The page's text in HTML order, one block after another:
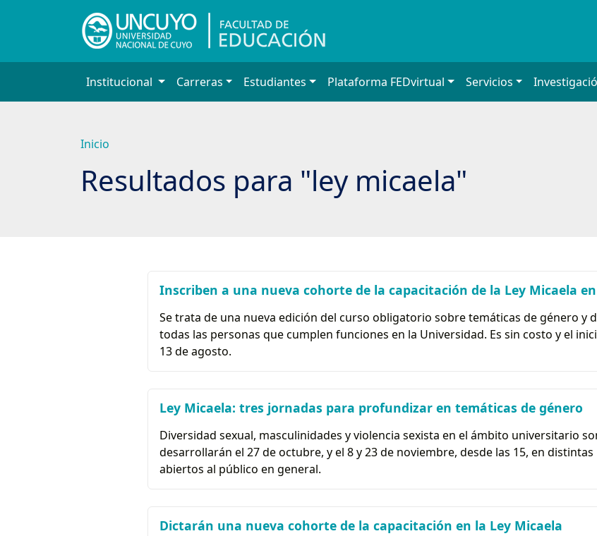
principal
Institucional Carreras Estudiantes Plataforma FEDvirtual Servicios
Inicio
Resultados para "ley micaela"
Inscriben a una nueva cohorte de la capacitación de la Ley Micaela
Se trata de una nueva edición del curso obligatorio sobre temáticas de género y
todas las personas que cumplen funciones en la Universidad. Es sin costo y el
13 de agosto.
Ley Micaela: tres jornadas para profundizar en temáticas de género
Diversidad sexual, masculinidades y violencia sexista en el ámbito universitario
desarrollarán el 27 de octubre, y el 8 y 23 de noviembre, desde las 15, en
abiertos al público en general.
Dictarán una nueva cohorte de la capacitación en la Ley Micaela